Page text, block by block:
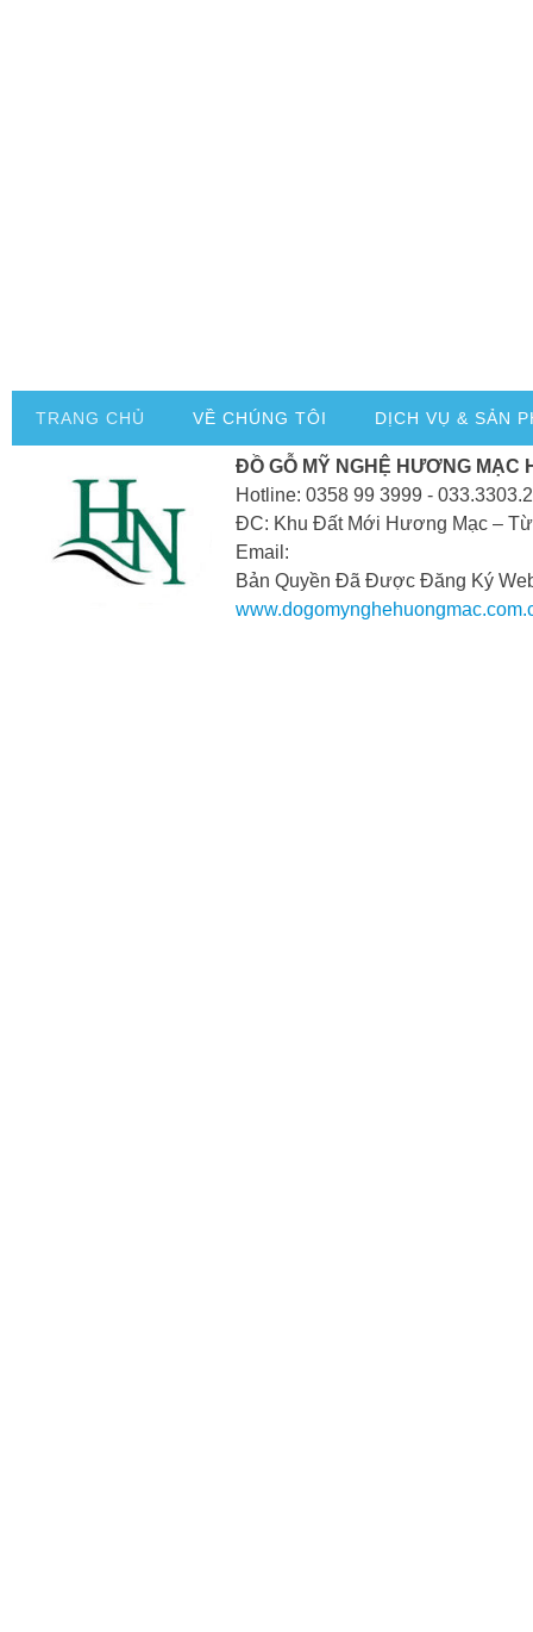
TRANG CHỦ VỀ CHÚNG TÔI DỊCH VỤ & SẢN
ĐỒ GỖ MỸ NGHỆ HƯƠNG MẠC
Hotline: 0358 99 3999 -
ĐC: Khu Đất Mới Hương Mạc –
Email:
Bản Quyền Đã Được Đăng Ký